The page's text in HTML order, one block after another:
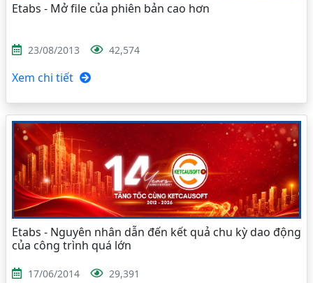
Etabs - Mở file của phiên bản cao hơn
23/08/2013 42,574
Xem chi tiết
Etabs - Nguyên nhân dẫn đến kết quả chu kỳ dao động
của công trình quá lớn
17/06/2014 29,391